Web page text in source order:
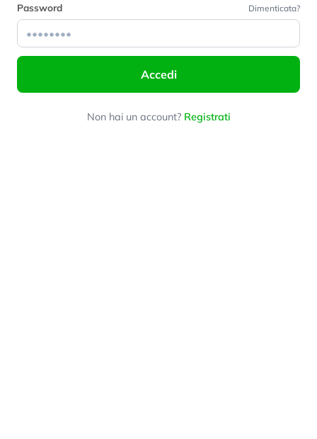
Password Dimenticata?
Accedi
Non hai un account? Registrati